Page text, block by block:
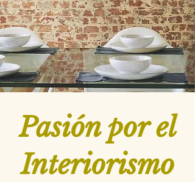
Pasión por el
Interiorismo